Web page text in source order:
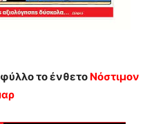
το ένθετο Νόστιμον